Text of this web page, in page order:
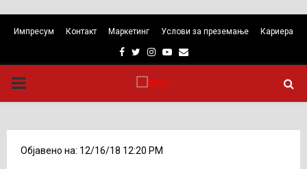
Импресум Контакт Маркетинг Услови за преземање Кариера
Facebook
TwitterInstagram
Youtube
Email
PRIMARY
Објавено на: 12/16/18 12:20 PM